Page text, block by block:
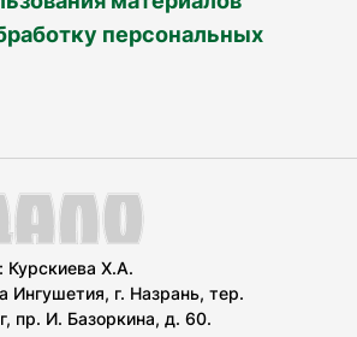
персональных
Курскиева Х.А.
Ингушетия, г. Назрань, тер.
пр. И. Базоркина, д. 60.